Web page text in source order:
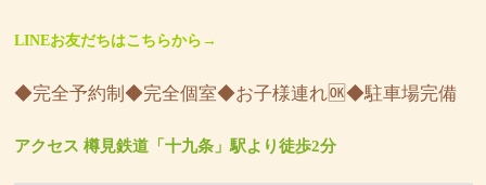
LINEお友だちはこちらから→
◆完全予約制◆完全個室◆お子様連れ🆗◆駐車場完備
アクセス 樽見鉄道「十九条」駅より徒歩2分